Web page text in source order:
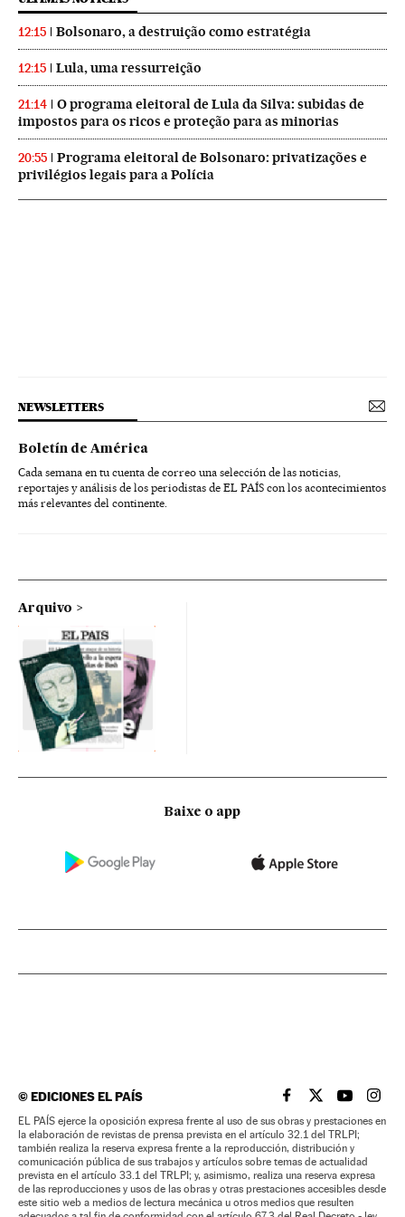
12:15 Bolsonaro, a destruição como estratégia
12:15 Lula, uma ressurreição
21:14
O programa eleitoral de Lula da Silva: subidas de
impostos para os ricos e proteção para as minorias
20:55
Programa eleitoral de Bolsonaro: privatizações e
privilégios legais para a Polícia
NEWSLETTERS
Boletín de América
Cada semana en tu cuenta de correo una selección de las noticias,
reportajes y análisis de los periodistas de EL PAÍS con los acontecimientos
más relevantes del continente.
Arquivo
Baixe o app
©EDICIONES EL PAÍS EL PAÍS BRASIL EN
EL PAÍSEL PAÍS
EL
EL PAÍS ejerce la oposición expresa frente al uso de sus obras y prestaciones en
la elaboración de revistas de prensa prevista en el artículo 32.1 del TRLPI;
también realiza la reserva expresa frente a la reproducción, distribución y
comunicación pública de sus trabajos y artículos sobre temas de actualidad
prevista en el artículo 33.1 del TRLPI; y, asimismo, realiza una reserva expresa
de las reproducciones y usos de las obras y otras prestaciones accesibles desde
este sitio web a medios de lectura mecánica u otros medios que resulten